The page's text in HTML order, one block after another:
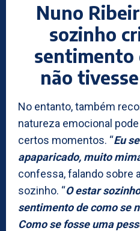
Nuno
sozinho
sentimento
não
No entanto, também
natureza emocional
certos momentos. “Eu
apaparicado, muito
confessa, falando sobre
sozinho. “O estar
sentimento de como se
Como se fosse uma